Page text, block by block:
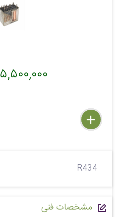
۵,۵۰۰,۰۰۰ تومان
delete
remove
add
R434
مشخصات فنی